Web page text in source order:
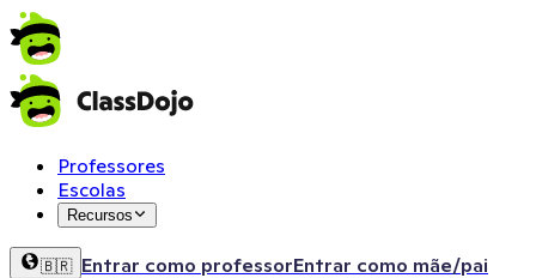
Professores
Escolas
Recursos
🇧🇷 Entrar como professorEntrar como mãe/pai